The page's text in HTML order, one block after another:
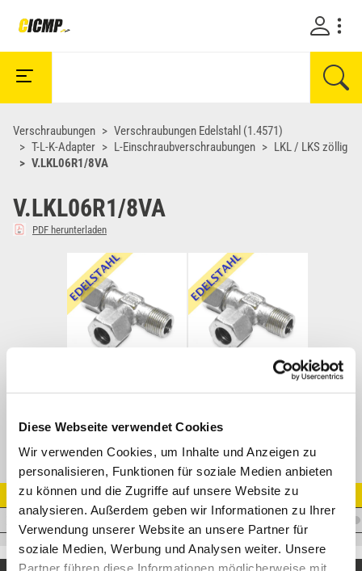
Diese Webseite verwendet Cookies
Wir verwenden Cookies, um Inhalte und Anzeigen zu
personalisieren, Funktionen für soziale Medien anbieten
zu können und die Zugriffe auf unsere Website zu
analysieren. Außerdem geben wir Informationen zu Ihrer
Verwendung unserer Website an unsere Partner für
soziale Medien, Werbung und Analysen weiter. Unsere
Verschraubungen
Verschraubungen Edelstahl (1.4571)
T-L-K-Adapter
L-Einschraubverschraubungen
LKL / LKS zöllig
V.LKL06R1/8VA
V.LKL06R1/8VA
PDF herunterladen
LE-R L-Einschraubverschraubung Edelstahl
Artikel Nr.
V.LKL06R1/8VA